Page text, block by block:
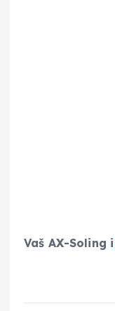
Vaš AX-Soling i